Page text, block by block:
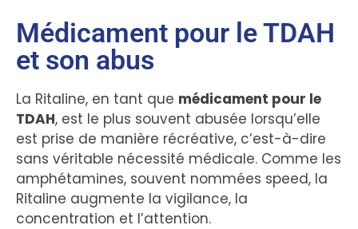
Médicament pour le TDAH
et son abus
La Ritaline, en tant que médicament pour le
TDAH, est le plus souvent abusée lorsqu’elle
est prise de manière récréative, c’est-à-dire
sans véritable nécessité médicale. Comme les
amphétamines, souvent nommées speed, la
Ritaline augmente la vigilance, la
concentration et l’attention.